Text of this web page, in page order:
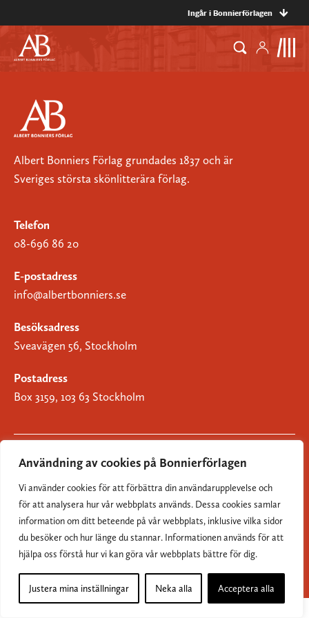
Användning av cookies på Bonnierförlagen
Vi använder cookies för att förbättra din användarupplevelse och
för att analysera hur vår webbplats används. Dessa cookies samlar
information om ditt beteende på vår webbplats, inklusive vilka sidor
du besöker och hur länge du stannar. Informationen används för att
hjälpa oss förstå hur vi kan göra vår webbplats bättre för dig.
Justera mina inställningar Neka alla Acceptera alla
Ingår i Bonnierförlagen
Albert Bonniers Förlag grundades 1837 och är
Sveriges största skönlitterära förlag.
Telefon
08-696 86 20
E-postadress
info@albertbonniers.se
Besöksadress
Sveavägen 56, Stockholm
Postadress
Box 3159, 103 63 Stockholm
Om Bonnierförlagen
Integritetspolicy